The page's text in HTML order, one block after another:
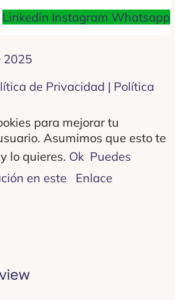
Linkedin Instagram Whatsapp
2025
de Privacidad | Política
para mejorar tu
Asumimos que esto te
lo quieres. Ok Puedes
en este
Enlace